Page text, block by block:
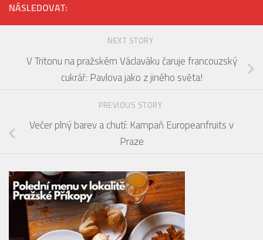
NÁSLEDOVAT:
NEXT STORY
V Tritonu na pražském Václaváku čaruje francouzský
cukrář: Pavlova jako z jiného světa!
PREVIOUS STORY
Večer plný barev a chutí: Kampaň Europeanfruits v
Praze